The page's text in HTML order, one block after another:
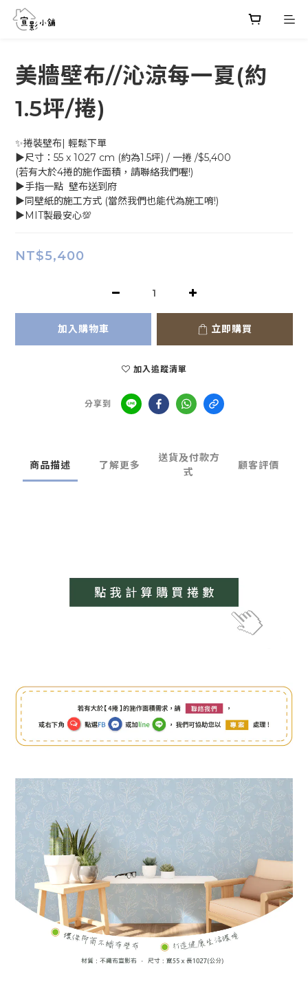
美牆壁布//沁涼每一夏(約
1.5坪/捲)
✨捲裝壁布| 輕鬆下單
▶尺寸：55 x 1027 cm (約為1.5坪) / 一捲 /$5,400
(若有大於4捲的施作面積，請聯絡我們喔!)
▶手指一點  壁布送到府
▶同壁紙的施工方式 (當然我們也能代為施工唷!)
▶MIT製最安心💯
NT$5,400
加入購物車 立即購買
加入追蹤清單
分享到
商品描述 了解更多
送貨及付款方
式
顧客評價